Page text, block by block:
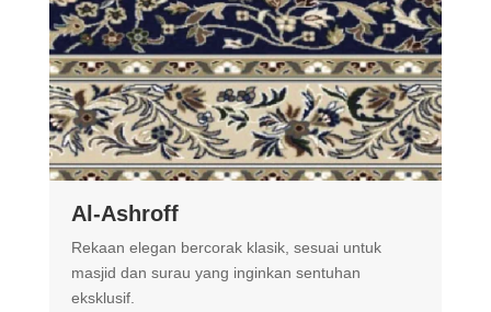
Al-Ashroff
Rekaan elegan bercorak klasik, sesuai untuk
masjid dan surau yang inginkan sentuhan
eksklusif.